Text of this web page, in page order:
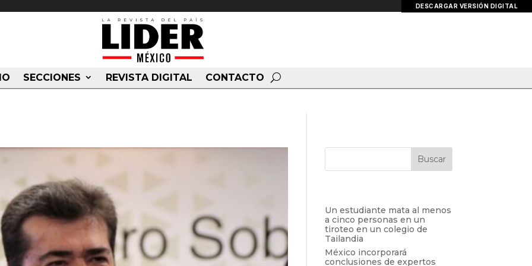
SECCIONES REVISTA DIGITAL CONTACTO
DESCARGAR VERSIÓN DIGITAL
Un estudiante mata al menos
a cinco personas en un
tiroteo en un colegio de
Tailandia
México incorporará
conclusiones de expertos